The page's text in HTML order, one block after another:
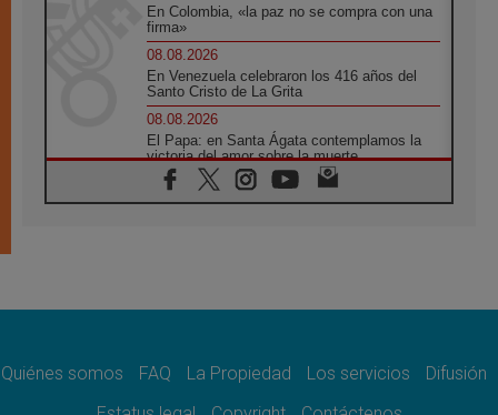
En Colombia, «la paz no se compra con una
firma»
08.08.2026
En Venezuela celebraron los 416 años del
Santo Cristo de La Grita
08.08.2026
El Papa: en Santa Ágata contemplamos la
victoria del amor sobre la muerte
08.08.2026
León XIV visitará el Santuario de la Madre
07.08.2026
07.08.2026
Quiénes somos FAQ La Propiedad Los servicios
Difusión